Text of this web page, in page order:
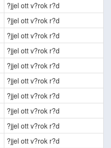
?jjel ott v?rok r?d
?jjel ott v?rok r?d
?jjel ott v?rok r?d
?jjel ott v?rok r?d
?jjel ott v?rok r?d
?jjel ott v?rok r?d
?jjel ott v?rok r?d
?jjel ott v?rok r?d
?jjel ott v?rok r?d
?jjel ott v?rok r?d